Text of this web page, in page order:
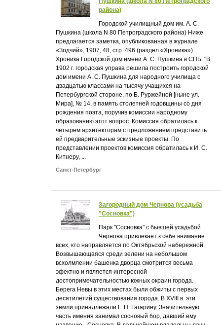
района)
Городской училищный дом им. А. С.
Пушкина (школа N 80 Петроградского района) Ниже
предлагается заметка, опубликованная в журнале
«Зодчий», 1907, 48, стр. 496 (раздел «Хроника»)
Хроника Городской дом имени А. С. Пушкина в СПБ. "В
1902 г. городская управа решила построить городской
дом имени А. С. Пушкина для народного училища с
двадцатью классами на тысячу учащихся на
Петербургской стороне, по Б. Руржейной [ныне ул.
Мира], № 14, в память столетней годовщины со дня
рождения поэта, поручив комиссии народному
образованию этот вопрос. Комиссия обратилась к
четырем архитекторам с предложением представить
ей предварительные эскизные проекты. По
представлении проектов комиссия обратилась к И. С.
Китнеру, ...
Санкт-Петербург
Загородный дом Чернова (усадьба
"Сосновка")
Парк "Сосновка" с бывшей усадьбой
Чернова привлекает к себе внимание
всех, кто направляется по Октябрьской набережной.
Возвышающаяся среди зелени на небольшом
всхолмлении башенка дворца смотрится весьма
эфектно и является интересной
достопримечательностью южных окраин города.
Берега Невы в этих местах были обжиты с первых
десятилетий существования города. В XVIII в. эти
земли принадлежали Г. П. Гагарину. Значительную
часть имения занимал сосновый бор, давший ему